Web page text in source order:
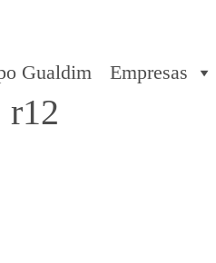
Gualdim Empresas
r12